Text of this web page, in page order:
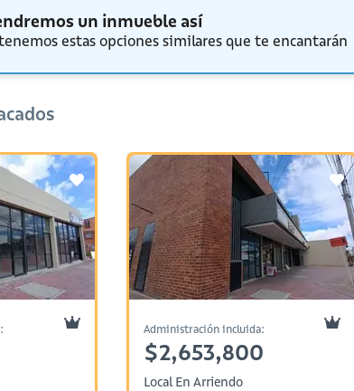
un inmueble así
estas opciones similares que te encantarán
Administración incluida:
$2,653,800
Local En Arriendo